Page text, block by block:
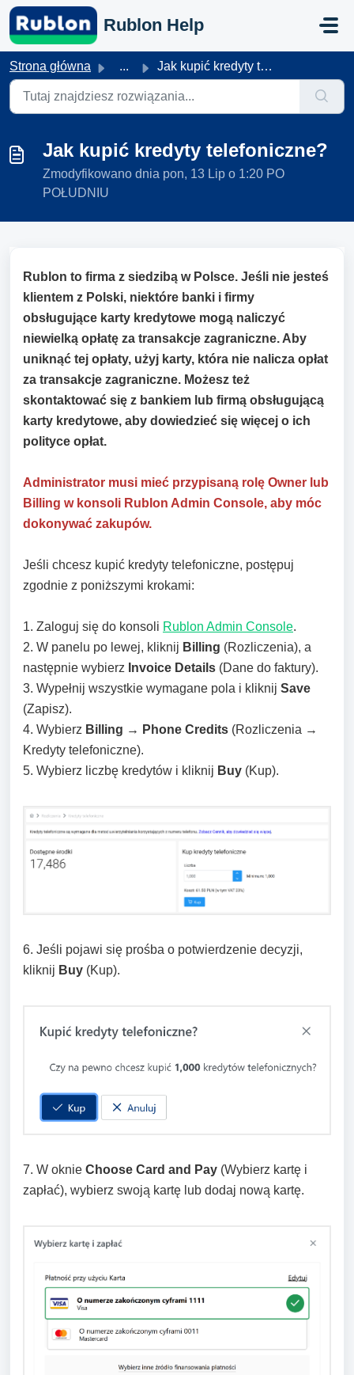
Przejdź do głównej treści
Rublon Help
Strona główna ... Jak kupić kredyty telefoniczne?
Jak kupić kredyty telefoniczne?
Zmodyfikowano dnia pon, 13 Lip o 1:20 PO
POŁUDNIU
Rublon to firma z siedzibą w Polsce. Jeśli nie jesteś
klientem z Polski, niektóre banki i firmy
obsługujące karty kredytowe mogą naliczyć
niewielką opłatę za transakcje zagraniczne. Aby
uniknąć tej opłaty, użyj karty, która nie nalicza opłat
za transakcje zagraniczne. Możesz też
skontaktować się z bankiem lub firmą obsługującą
karty kredytowe, aby dowiedzieć się więcej o ich
polityce opłat.
Administrator musi mieć przypisaną rolę Owner lub
Billing w konsoli Rublon Admin Console, aby móc
dokonywać zakupów.
Jeśli chcesz kupić kredyty telefoniczne, postępuj
zgodnie z poniższymi krokami:
1. Zaloguj się do konsoli Rublon Admin Console.
2. W panelu po lewej, kliknij Billing (Rozliczenia), a
następnie wybierz Invoice Details (Dane do faktury).
3. Wypełnij wszystkie wymagane pola i kliknij Save
(Zapisz).
4. Wybierz Billing → Phone Credits (Rozliczenia →
Kredyty telefoniczne).
5. Wybierz liczbę kredytów i kliknij Buy (Kup).
6. Jeśli pojawi się prośba o potwierdzenie decyzji,
kliknij Buy (Kup).
7. W oknie Choose Card and Pay (Wybierz kartę i
zapłać), wybierz swoją kartę lub dodaj nową kartę.